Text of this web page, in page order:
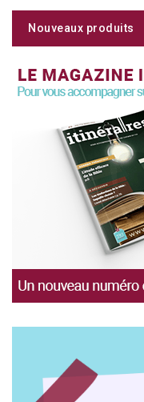
Nouveaux produits